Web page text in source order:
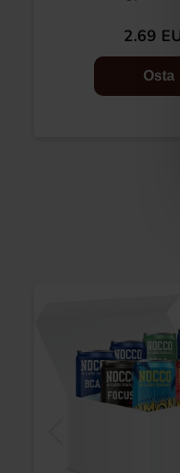
2.69
Osta